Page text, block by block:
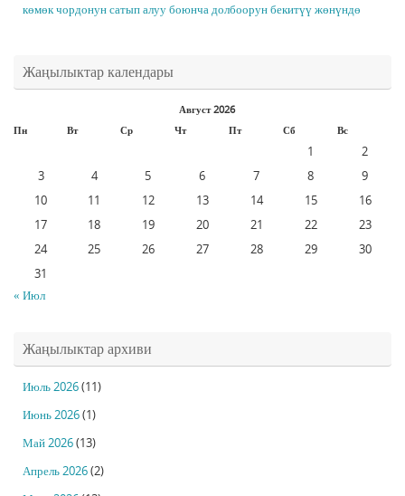
көмөк чордонун сатып алуу боюнча долбоорун бекитүү жөнүндө
Жаңылыктар календары
Август 2026
Пн
Вт Ср Чт Пт Сб Вс
1
2
3
4 5 6 7 8
9
10
11 12 13 14 15
16
17
18 19 20 21 22
23
24
25 26 27 28 29
30
31
« Июл
Жаңылыктар архиви
Июль 2026(11)
Июнь 2026(1)
Май 2026(13)
Апрель 2026(2)